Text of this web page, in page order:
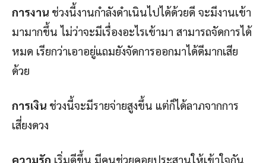
การงาน ช่วงนี้งานกำลังดำเนินไปได้ด้วยดี จะมีงานเข้า
มามากขึ้น ไม่ว่าจะมีเรื่องอะไรเข้ามา สามารถจัดการได้
หมด เรียกว่าเอาอยู่แถมยังจัดการออกมาได้ดีมากเสีย
ด้วย
การเงิน ช่วงนี้จะมีรายจ่ายสูงขึ้น แต่ก็ได้ลาภจากการ
เสี่ยงดวง
ความรัก เริ่มดีขึ้น มีคนช่วยคอยประสานให้เข้าใจกัน